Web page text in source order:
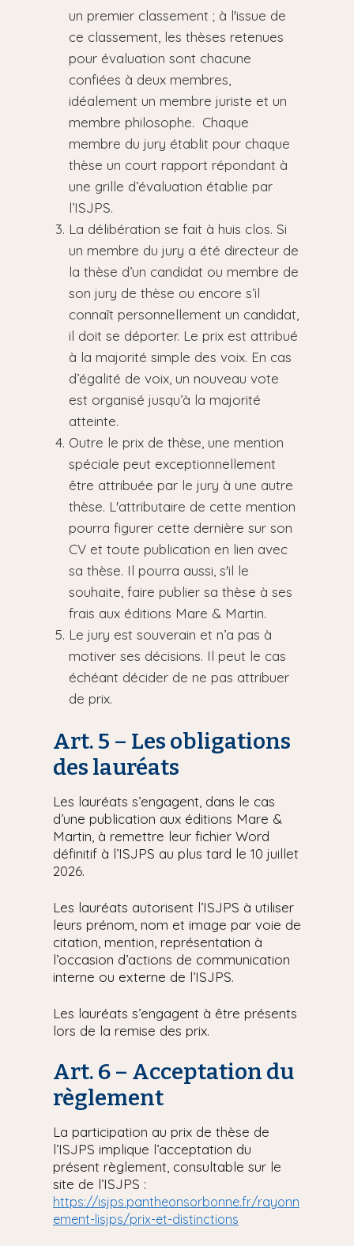
un premier classement ; à l'issue de
ce classement, les thèses retenues
pour évaluation sont chacune
confiées à deux membres,
idéalement un membre juriste et un
membre philosophe. Chaque
membre du jury établit pour chaque
thèse un court rapport répondant à
une grille d’évaluation établie par
l’ISJPS.
La délibération se fait à huis clos. Si
un membre du jury a été directeur de
la thèse d’un candidat ou membre de
son jury de thèse ou encore s’il
connaît personnellement un candidat,
il doit se déporter. Le prix est attribué
à la majorité simple des voix. En cas
d’égalité de voix, un nouveau vote
est organisé jusqu’à la majorité
atteinte.
Outre le prix de thèse, une mention
spéciale peut exceptionnellement
être attribuée par le jury à une autre
thèse. L'attributaire de cette mention
pourra figurer cette dernière sur son
CV et toute publication en lien avec
sa thèse. Il pourra aussi, s'il le
souhaite, faire publier sa thèse à ses
frais aux éditions Mare & Martin.
Le jury est souverain et n’a pas à
motiver ses décisions. Il peut le cas
échéant décider de ne pas attribuer
de prix.
Art. 5 – Les obligations
des lauréats
Les lauréats s’engagent, dans le cas
d’une publication aux éditions Mare &
Martin, à remettre leur fichier Word
définitif à l’ISJPS au plus tard le 10 juillet
2026.
Les lauréats autorisent l’ISJPS à utiliser
leurs prénom, nom et image par voie de
citation, mention, représentation à
l’occasion d’actions de communication
interne ou externe de l’ISJPS.
Les lauréats s’engagent à être présents
lors de la remise des prix.
Art. 6 – Acceptation du
règlement
La participation au prix de thèse de
l’ISJPS implique l’acceptation du
présent règlement, consultable sur le
site de l’ISJPS :
https://isjps.pantheonsorbonne.fr/rayonn
ement-lisjps/prix-et-distinctions